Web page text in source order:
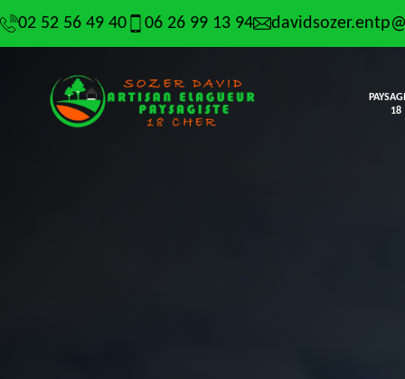
02 52 56 49 40 06 26 99 13 94
18